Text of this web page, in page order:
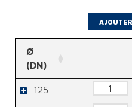
Ø
(DN)
125